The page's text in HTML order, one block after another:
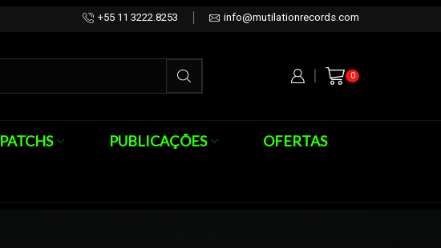
+55 11 3222.8253 info@mutilationrecords.com
0
PATCHS PUBLICAÇÕES OFERTAS